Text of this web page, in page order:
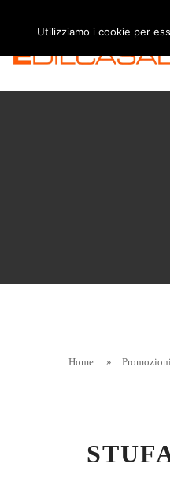
Home » Promozioni
Utilizziamo i cookie per